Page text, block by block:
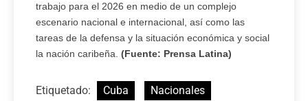
trabajo para el 2026 en medio de un complejo
escenario nacional e internacional, así como las
tareas de la defensa y la situación económica y social
la nación caribeña. (Fuente: Prensa Latina)
Etiquetado: Cuba
Nacionales